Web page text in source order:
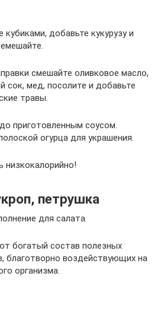
добавьте кукурузу и
смешайте оливковое масло,
сок, мед, посолите и добавьте
травы.
приготовленным соусом.
огурца для украшения.
низкокалорийно!
петрушка
для салата
богатый состав полезных
благотворно воздействующих на
организма.